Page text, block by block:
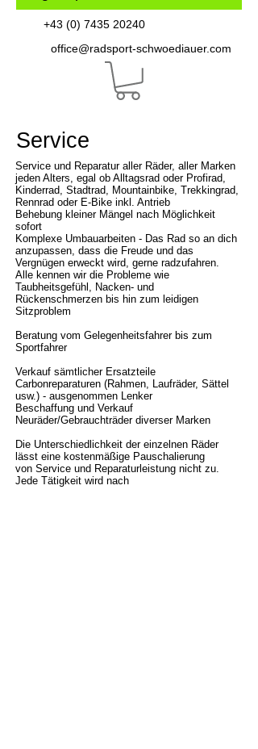
+43 (0) 7435 20240
office@radsport-schwoediauer.com
Service
Service und Reparatur aller Räder, aller Marken
jeden Alters, egal ob Alltagsrad oder Profirad,
Kinderrad, Stadtrad, Mountainbike, Trekkingrad,
Rennrad oder E-Bike inkl. Antrieb
Behebung kleiner Mängel nach Möglichkeit
sofort
Komplexe Umbauarbeiten - Das Rad so an dich
anzupassen, dass die Freude und das
Vergnügen erweckt wird, gerne radzufahren.
Alle kennen wir die Probleme wie
Taubheitsgefühl, Nacken- und
Rückenschmerzen bis hin zum leidigen
Sitzproblem
Beratung vom Gelegenheitsfahrer bis zum
Sportfahrer
Verkauf sämtlicher Ersatzteile
Carbonreparaturen (Rahmen, Laufräder, Sättel
usw.) - ausgenommen Lenker
Beschaffung und Verkauf
Neuräder/Gebrauchträder diverser Marken
Die Unterschiedlichkeit der einzelnen Räder
lässt eine kostenmäßige Pauschalierung
von Service und Reparaturleistung nicht zu.
Jede Tätigkeit wird nach